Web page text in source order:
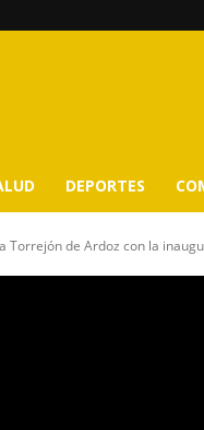
DEPORTES
Torrejón de Ardoz con la